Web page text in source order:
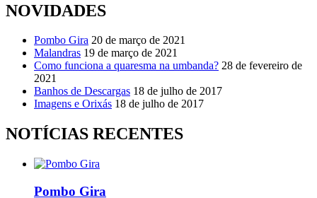
NOVIDADES
Pombo Gira 20 de março de 2021
Malandras 19 de março de 2021
Como funciona a quaresma na umbanda? 28 de fevereiro de
2021
Banhos de Descargas 18 de julho de 2017
Imagens e Orixás 18 de julho de 2017
NOTÍCIAS RECENTES
Pombo Gira